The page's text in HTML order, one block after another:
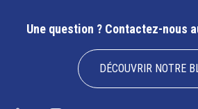
Une question ? Contactez-nous
DÉCOUVRIR NOTRE